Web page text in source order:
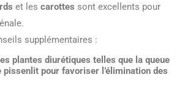
et les carottes sont excellents pour
supplémentaires :
plantes diurétiques telles que la queue
pissenlit pour favoriser l’élimination des